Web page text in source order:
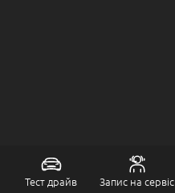
Тест драйв Запис на сервіс